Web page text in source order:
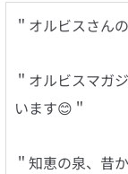
＂オルビスさん
＂オルビスマガ
います😊＂
＂知恵の泉、昔